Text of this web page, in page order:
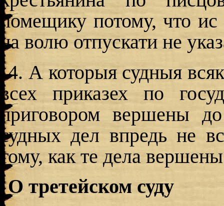
помещику потому, что
на волю отпускати не
4. А которыя судныя
всех приказех по
приговором вершены
судных дел впредь не
тому, как те дела
О третейском суду